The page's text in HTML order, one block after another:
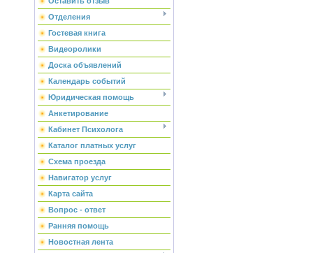
Отделения
Гостевая книга
Видеоролики
Доска объявлений
Календарь событий
Юридическая помощь
Анкетирование
Кабинет Психолога
Каталог платных услуг
Схема проезда
Навигатор услуг
Карта сайта
Вопрос - ответ
Ранняя помощь
Новостная лента